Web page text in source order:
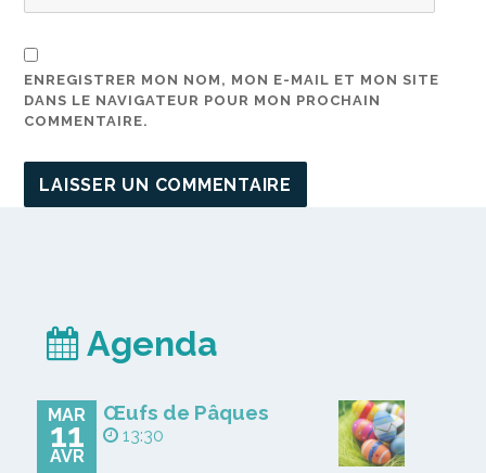
ENREGISTRER MON NOM, MON E-MAIL ET MON SITE
DANS LE NAVIGATEUR POUR MON PROCHAIN
COMMENTAIRE.
Agenda
MAR
11
AVR
Œufs de Pâques
13:30